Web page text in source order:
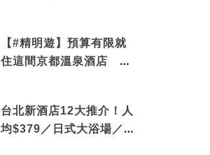
【#精明遊】預算有限就
住這間京都溫泉酒店 車
台北新酒店12大推介！人
均$379／日式大浴場／1